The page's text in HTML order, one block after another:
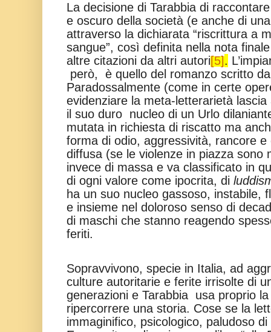
La decisione di Tarabbia di
e oscuro della società (e anche di
attraverso la dichiarata “riscrittura a
sangue”, così definita nella nota
altre citazioni da altri autori[5].
però, è quello del romanzo scritto
Paradossalmente (come in certe
evidenziare la meta-letterarietà
il suo duro nucleo di un Urlo
mutata in richiesta di riscatto ma
forma di odio, aggressività, rancore e
diffusa (se le violenze in piazza sono
invece di massa e va classificato in
di ogni valore come ipocrita, di
ha un suo nucleo gassoso, instabile,
e insieme nel doloroso senso di
di maschi che stanno reagendo
feriti.
Sopravvivono, specie in Italia, ad
culture autoritarie e ferite irrisolte di
generazioni e Tarabbia usa proprio
ripercorrere una storia. Cose se la
immaginifico, psicologico, paludoso